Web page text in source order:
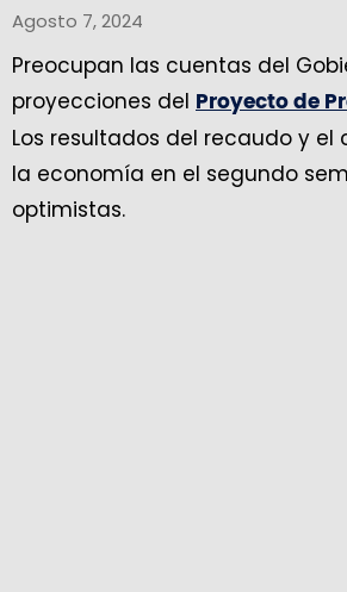
Agosto 7, 2024
Preocupan las cuentas del
proyecciones del Proyecto de
Los resultados del recaudo y el
la economía en el segundo
optimistas.